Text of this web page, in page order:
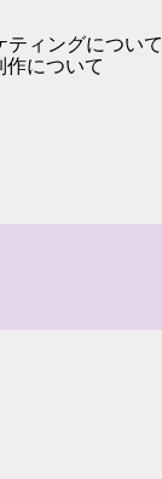
ィングについて
について